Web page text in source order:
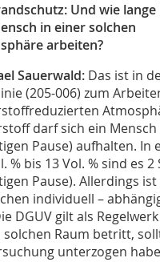
Und wie lange
in einer solchen
arbeiten?
Sauerwald: Das ist in
(205-006) zum
darf sich ein
Pause) aufhalten.
% bis 13 Vol. % sind es
Pause). Allerdings
individuell –
DGUV gilt als
solchen Raum betritt,
unterzogen